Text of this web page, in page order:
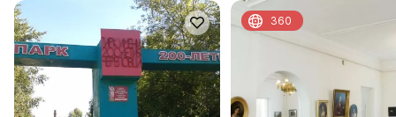
360